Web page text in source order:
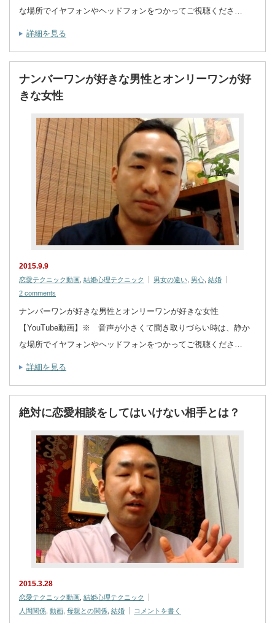
な場所でイヤフォンやヘッドフォンをつかってご視聴くださ…
詳細を見る
ナンバーワンが好きな男性とオンリーワンが好
きな女性
2015.9.9
恋愛テクニック動画 結婚心理テクニック 男女の違い 男心 結婚
2 comments
ナンバーワンが好きな男性とオンリーワンが好きな女性
【YouTube動画】※ 音声が小さくて聞き取りづらい時は、静か
な場所でイヤフォンやヘッドフォンをつかってご視聴くださ…
詳細を見る
絶対に恋愛相談をしてはいけない相手とは？
2015.3.28
恋愛テクニック動画 結婚心理テクニック
人間関係 動画 母親との関係 結婚 コメントを書く